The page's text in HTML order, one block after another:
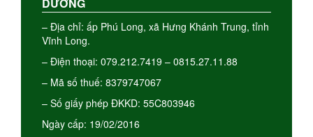
– Địa chỉ: ấp Phú Long, xã Hưng Khánh Trung, tỉnh
Vĩnh Long.
– Điện thoại: 079.212.7419 – 0815.27.11.88
– Mã số thuế: 8379747067
– Số giấy phép ĐKKD: 55C803946
Ngày cấp: 19/02/2016